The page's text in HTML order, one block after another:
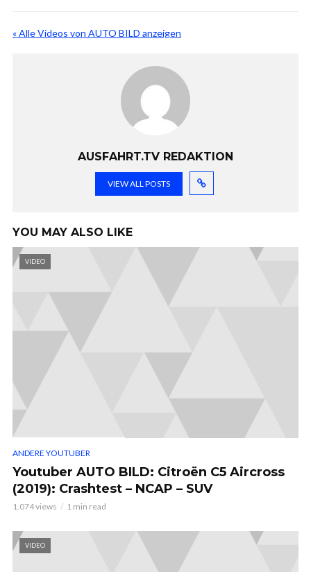
« Alle Videos von AUTO BILD anzeigen
AUSFAHRT.TV REDAKTION
VIEW ALL POSTS
YOU MAY ALSO LIKE
VIDEO
ANDERE YOUTUBER
Youtuber AUTO BILD: Citroën C5 Aircross
(2019): Crashtest – NCAP – SUV
1.074 views 1 min read
VIDEO